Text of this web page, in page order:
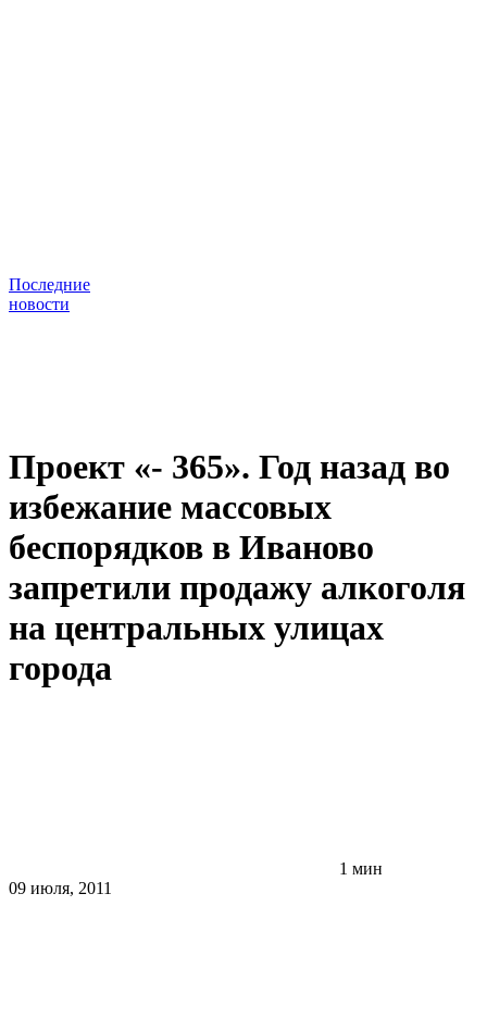
Последние
новости
Проект «- 365». Год назад во
избежание массовых
беспорядков в Иваново
запретили продажу алкоголя
на центральных улицах
города
1 мин
09 июля, 2011